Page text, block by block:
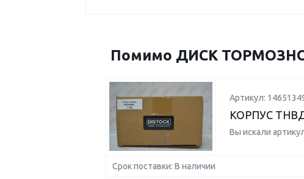
Помимо ДИСК
Артикул:
КОРПУС
Вы искали
Срок поставки: В наличии